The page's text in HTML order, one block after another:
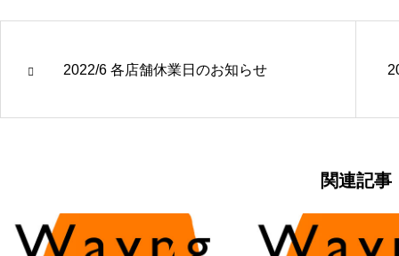
2022/6 各店舗休業日のお知らせ
関連記事